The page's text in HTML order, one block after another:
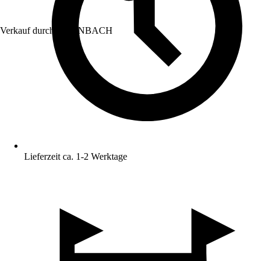
Verkauf durch: HORNBACH
Lieferzeit ca. 1-2 Werktage